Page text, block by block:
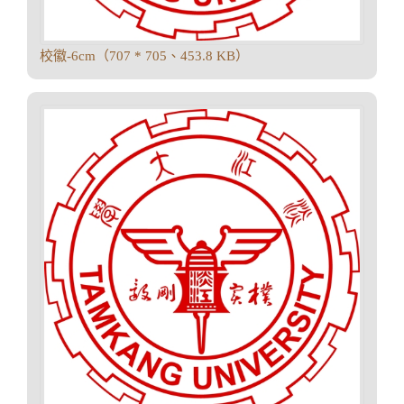
校徽-6cm（707 * 705、453.8 KB）